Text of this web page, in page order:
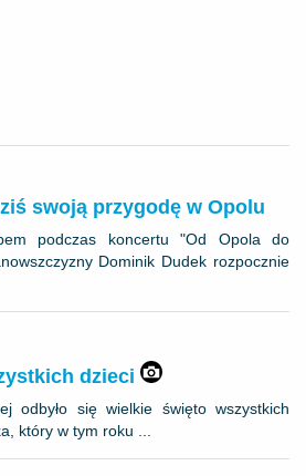
swoją przygodę w Opolu
podczas koncertu "Od Opola do
Dominik Dudek rozpocznie
dzieci
odbyło się wielkie święto wszystkich
który w tym roku ...